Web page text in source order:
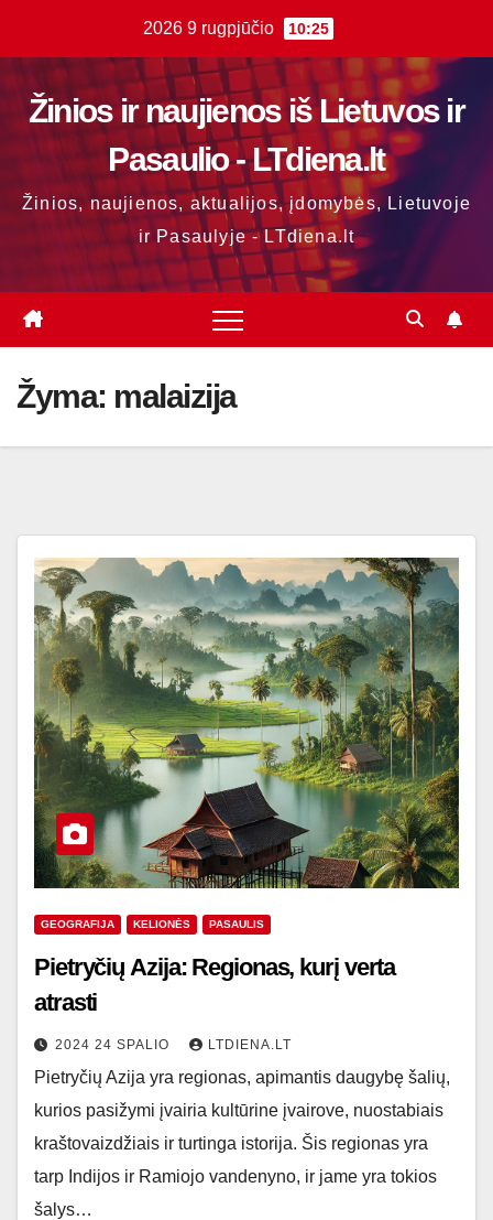
content
2026 9 rugpjūčio 10:25
Žinios ir naujienos iš Lietuvos ir
Pasaulio - LTdiena.lt
Žinios, naujienos, aktualijos, įdomybės, Lietuvoje
ir Pasaulyje - LTdiena.lt
Žyma: malaizija
GEOGRAFIJA KELIONĖS PASAULIS
Pietryčių Azija: Regionas, kurį verta
atrasti
2024 24 SPALIO LTDIENA.LT
Pietryčių Azija yra regionas, apimantis daugybę šalių,
kurios pasižymi įvairia kultūrine įvairove, nuostabiais
kraštovaizdžiais ir turtinga istorija. Šis regionas yra
tarp Indijos ir Ramiojo vandenyno, ir jame yra tokios
šalys…